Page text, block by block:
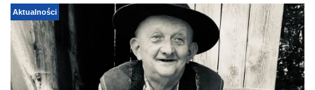
Aktualności